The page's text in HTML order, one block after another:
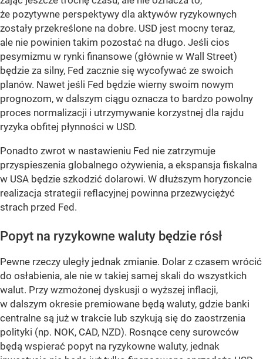
że pozytywne perspektywy dla aktywów ryzykownych
zostały przekreślone na dobre. USD jest mocny teraz,
ale nie powinien takim pozostać na długo. Jeśli cios
pesymizmu w rynki finansowe (głównie w Wall Street)
będzie za silny, Fed zacznie się wycofywać ze swoich
planów. Nawet jeśli Fed będzie wierny swoim nowym
prognozom, w dalszym ciągu oznacza to bardzo powolny
proces normalizacji i utrzymywanie korzystnej dla rajdu
ryzyka obfitej płynności w USD.
Ponadto zwrot w nastawieniu Fed nie zatrzymuje
przyspieszenia globalnego ożywienia, a ekspansja fiskalna
w USA będzie szkodzić dolarowi. W dłuższym horyzoncie
realizacja strategii reflacyjnej powinna przezwyciężyć
strach przed Fed.
Popyt na ryzykowne waluty będzie rósł
Pewne rzeczy uległy jednak zmianie. Dolar z czasem wrócić
do osłabienia, ale nie w takiej samej skali do wszystkich
walut. Przy wzmożonej dyskusji o wyższej inflacji,
w dalszym okresie premiowane będą waluty, gdzie banki
centralne są już w trakcie lub szykują się do zaostrzenia
polityki (np. NOK, CAD, NZD). Rosnące ceny surowców
będą wspierać popyt na ryzykowne waluty, jednak